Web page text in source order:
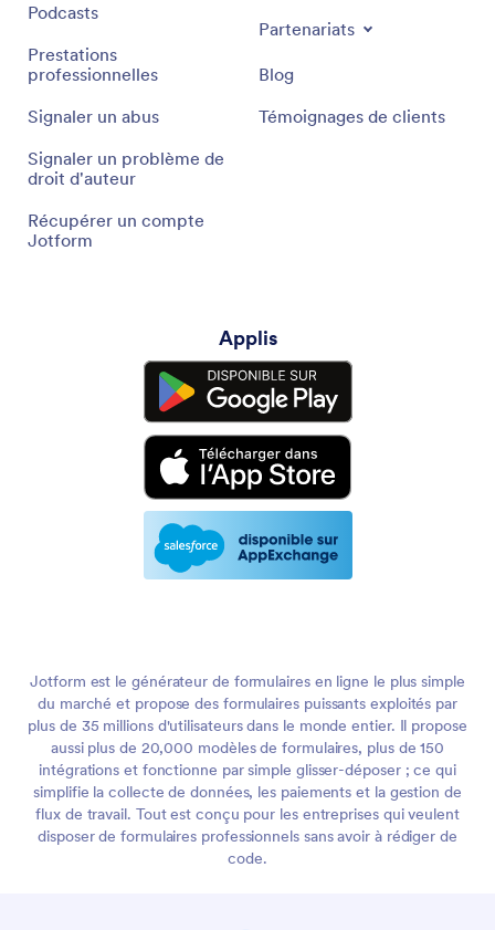
Podcasts
Prestations
professionnelles
Signaler un abus
Signaler un problème de
droit d'auteur
Récupérer un compte
Jotform
Partenariats
Blog
Témoignages de clients
Applis
Jotform est le générateur de formulaires en ligne le plus simple
du marché et propose des formulaires puissants exploités par
plus de 35 millions d'utilisateurs dans le monde entier. Il propose
aussi plus de 20,000 modèles de formulaires, plus de 150
intégrations et fonctionne par simple glisser-déposer ; ce qui
simplifie la collecte de données, les paiements et la gestion de
flux de travail. Tout est conçu pour les entreprises qui veulent
disposer de formulaires professionnels sans avoir à rédiger de
code.